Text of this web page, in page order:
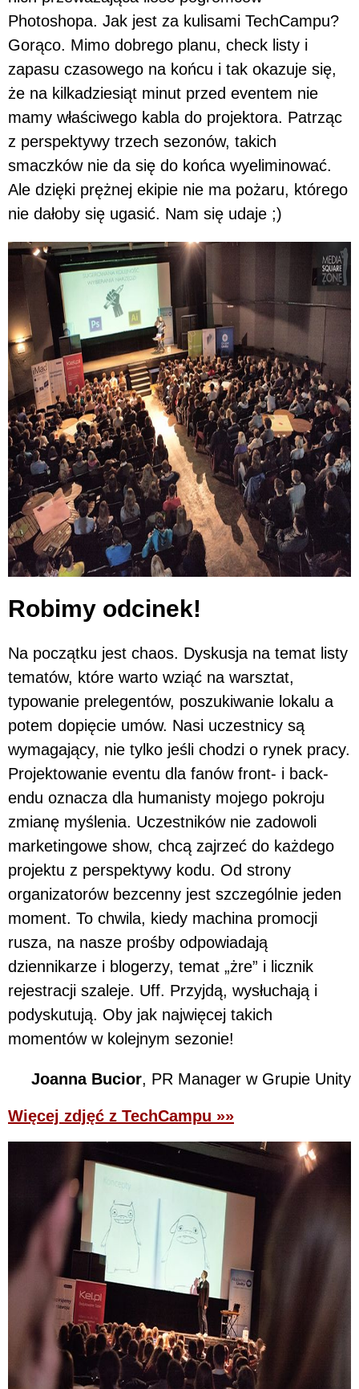
Photoshopa. Jak jest za kulisami TechCampu?
Gorąco. Mimo dobrego planu, check listy i
zapasu czasowego na końcu i tak okazuje się,
że na kilkadziesiąt minut przed eventem nie
mamy właściwego kabla do projektora. Patrząc
z perspektywy trzech sezonów, takich
smaczków nie da się do końca wyeliminować.
Ale dzięki prężnej ekipie nie ma pożaru, którego
nie dałoby się ugasić. Nam się udaje ;)
Robimy odcinek!
Na początku jest chaos. Dyskusja na temat listy
tematów, które warto wziąć na warsztat,
typowanie prelegentów, poszukiwanie lokalu a
potem dopięcie umów. Nasi uczestnicy są
wymagający, nie tylko jeśli chodzi o rynek pracy.
Projektowanie eventu dla fanów front- i back-
endu oznacza dla humanisty mojego pokroju
zmianę myślenia. Uczestników nie zadowoli
marketingowe show, chcą zajrzeć do każdego
projektu z perspektywy kodu. Od strony
organizatorów bezcenny jest szczególnie jeden
moment. To chwila, kiedy machina promocji
rusza, na nasze prośby odpowiadają
dziennikarze i blogerzy, temat „żre” i licznik
rejestracji szaleje. Uff. Przyjdą, wysłuchają i
podyskutują. Oby jak najwięcej takich
momentów w kolejnym sezonie!
Joanna Bucior, PR Manager w Grupie Unity
Więcej zdjęć z TechCampu »»